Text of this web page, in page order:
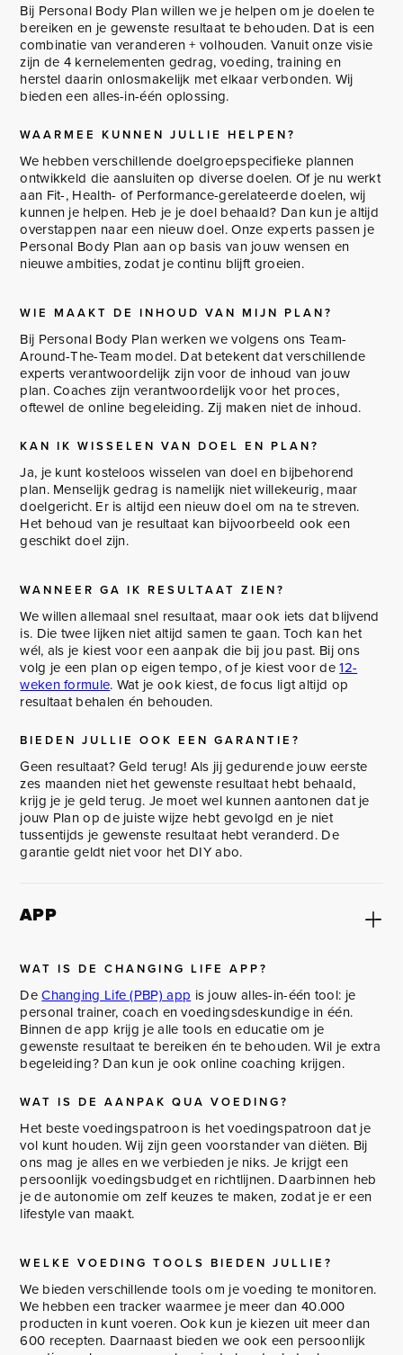
Bij Personal Body Plan willen we je helpen om je doelen te
bereiken en je gewenste resultaat te behouden. Dat is een
combinatie van veranderen + volhouden. Vanuit onze visie
zijn de 4 kernelementen gedrag, voeding, training en
herstel daarin onlosmakelijk met elkaar verbonden. Wij
bieden een alles-in-één oplossing.
WAARMEE KUNNEN JULLIE HELPEN?
We hebben verschillende doelgroepspecifieke plannen
ontwikkeld die aansluiten op diverse doelen. Of je nu werkt
aan Fit-, Health- of Performance-gerelateerde doelen, wij
kunnen je helpen. Heb je je doel behaald? Dan kun je altijd
overstappen naar een nieuw doel. Onze experts passen je
Personal Body Plan aan op basis van jouw wensen en
nieuwe ambities, zodat je continu blijft groeien.
WIE MAAKT DE INHOUD VAN MIJN PLAN?
Bij Personal Body Plan werken we volgens ons Team-
Around-The-Team model. Dat betekent dat verschillende
experts verantwoordelijk zijn voor de inhoud van jouw
plan. Coaches zijn verantwoordelijk voor het proces,
oftewel de online begeleiding. Zij maken niet de inhoud.
KAN IK WISSELEN VAN DOEL EN PLAN?
Ja, je kunt kosteloos wisselen van doel en bijbehorend
plan. Menselijk gedrag is namelijk niet willekeurig, maar
doelgericht. Er is altijd een nieuw doel om na te streven.
Het behoud van je resultaat kan bijvoorbeeld ook een
geschikt doel zijn.
WANNEER GA IK RESULTAAT ZIEN?
We willen allemaal snel resultaat, maar ook iets dat blijvend
is. Die twee lijken niet altijd samen te gaan. Toch kan het
wél, als je kiest voor een aanpak die bij jou past. Bij ons
volg je een plan op eigen tempo, of je kiest voor de12-
weken formule. Wat je ook kiest, de focus ligt altijd op
resultaat behalen én behouden.
BIEDEN JULLIE OOK EEN GARANTIE?
Geen resultaat? Geld terug! Als jij gedurende jouw eerste
zes maanden niet het gewenste resultaat hebt behaald,
krijg je je geld terug. Je moet wel kunnen aantonen dat je
jouw Plan op de juiste wijze hebt gevolgd en je niet
tussentijds je gewenste resultaat hebt veranderd. De
garantie geldt niet voor het DIY abo.
APP
WAT IS DE CHANGING LIFE APP?
DeChanging Life (PBP) app is jouw alles-in-één tool: je
personal trainer, coach en voedingsdeskundige in één.
Binnen de app krijg je alle tools en educatie om je
gewenste resultaat te bereiken én te behouden. Wil je extra
begeleiding? Dan kun je ook online coaching krijgen.
WAT IS DE AANPAK QUA VOEDING?
Het beste voedingspatroon is het voedingspatroon dat je
vol kunt houden. Wij zijn geen voorstander van diëten. Bij
ons mag je alles en we verbieden je niks. Je krijgt een
persoonlijk voedingsbudget en richtlijnen. Daarbinnen heb
je de autonomie om zelf keuzes te maken, zodat je er een
lifestyle van maakt.
WELKE VOEDING TOOLS BIEDEN JULLIE?
We bieden verschillende tools om je voeding te monitoren.
We hebben een tracker waarmee je meer dan 40.000
producten in kunt voeren. Ook kun je kiezen uit meer dan
600 recepten. Daarnaast bieden we ook een persoonlijk